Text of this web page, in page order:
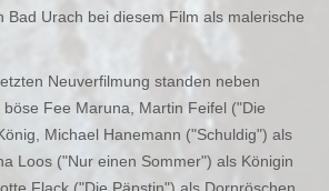
Bad Urach bei diesem Film als malerische
Neuverfilmung standen neben
böse Fee Maruna, Martin Feifel ("Die
Michael Hanemann ("Schuldig") als
Loos ("Nur einen Sommer") als Königin